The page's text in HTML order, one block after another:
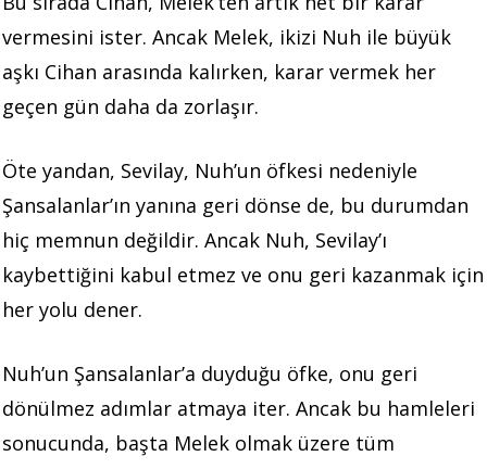
vermesini ister. Ancak Melek, ikizi Nuh ile büyük
aşkı Cihan arasında kalırken, karar vermek her
geçen gün daha da zorlaşır.
Öte yandan, Sevilay, Nuh’un öfkesi nedeniyle
Şansalanlar’ın yanına geri dönse de, bu durumdan
hiç memnun değildir. Ancak Nuh, Sevilay’ı
kaybettiğini kabul etmez ve onu geri kazanmak için
her yolu dener.
Nuh’un Şansalanlar’a duyduğu öfke, onu geri
dönülmez adımlar atmaya iter. Ancak bu hamleleri
sonucunda, başta Melek olmak üzere tüm